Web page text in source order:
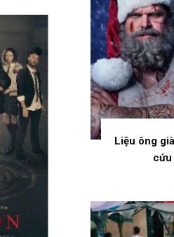
Liệu ông
cứu